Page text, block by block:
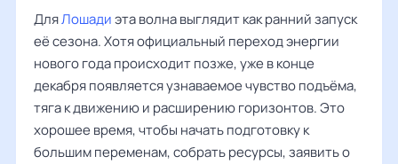
ДляЛошадиэта волна выглядит как ранний запуск
её сезона. Хотя официальный переход энергии
нового года происходит позже, уже в конце
декабря появляется узнаваемое чувство подъёма,
тяга к движению и расширению горизонтов. Это
хорошее время, чтобы начать подготовку к
большим переменам, собрать ресурсы, заявить о